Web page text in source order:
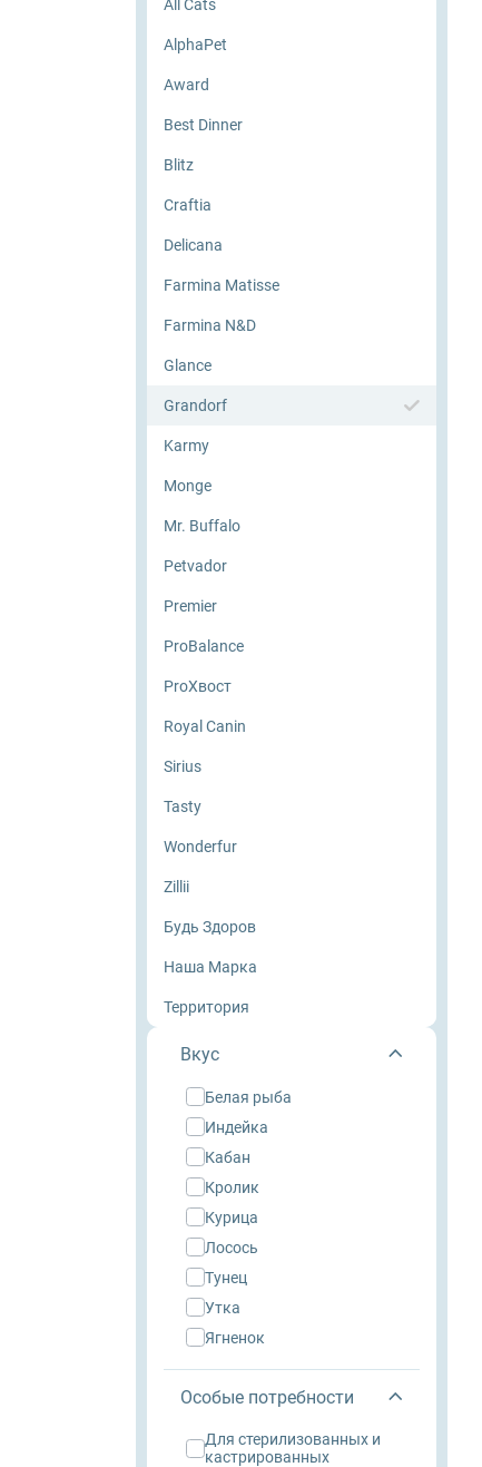
All Cats
AlphaPet
Award
Best Dinner
Blitz
Craftia
Delicana
Farmina Matisse
Farmina N&D
Glance
Grandorf
Karmy
Monge
Mr. Buffalo
Petvador
Premier
ProBalance
ProХвост
Royal Canin
Sirius
Tasty
Wonderfur
Zillii
Будь Здоров
Наша Марка
Территория
Вкус
белая рыба
индейка
кабан
кролик
курица
лосось
тунец
утка
ягненок
Особые потребности
для стерилизованных и
кастрированных